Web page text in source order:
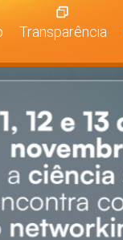
Transparência